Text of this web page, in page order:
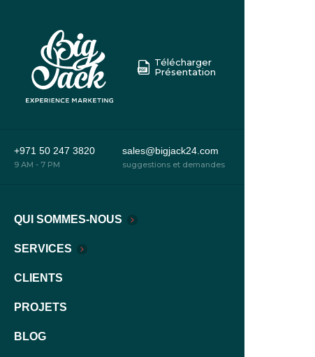
Télécharger
Présentation
+971 50 247 3820
9 AM - 7 PM
sales@bigjack24.com
suggestions et demandes
QUI SOMMES-NOUS
SERVICES
CLIENTS
PROJETS
BLOG